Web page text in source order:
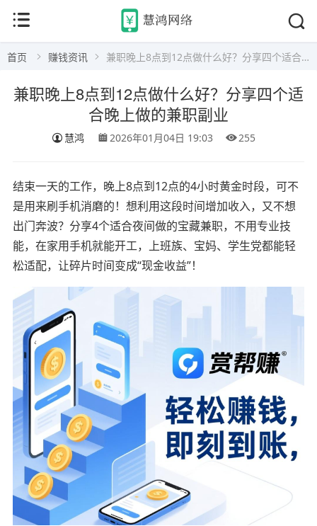
首页 赚钱资讯 兼职晚上8点到12点做什么好？分享四个适合晚上做的兼职副业
兼职晚上8点到12点做什么好？分享四个适
合晚上做的兼职副业
慧鸿 2026年01月04日 19:03 255
结束一天的工作，晚上8点到12点的4小时黄金时段，可不
是用来刷手机消磨的！想利用这段时间增加收入，又不想
出门奔波？分享4个适合夜间做的宝藏兼职，不用专业技
能，在家用手机就能开工，上班族、宝妈、学生党都能轻
松适配，让碎片时间变成“现金收益”！